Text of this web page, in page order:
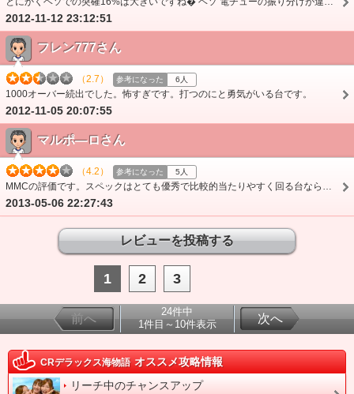
2012-11-12 23:12:51
フレン777さん
（2.7） 参考になった 6人
1000オーバー続出でした。怖すぎです。打つのにと勇気がいる台です。
2012-11-05 20:07:55
マルポ―ロさん
（4.2） 参考になった 5人
MMCの評価です。スペックはとても優秀で比較的当たりやすく回る台なら終日勝負できそうですね。好調台は嵌まっても500までには当たってくれます。時短100での引き戻せるか…
2013-05-06 22:27:43
1 2 3
前へ
24件中
1件目～10件表示
次へ
CRデラックス海物語 オススメ攻略情報
リーチ中のチャンスアップ